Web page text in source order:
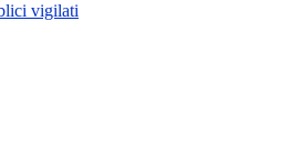
vigilati